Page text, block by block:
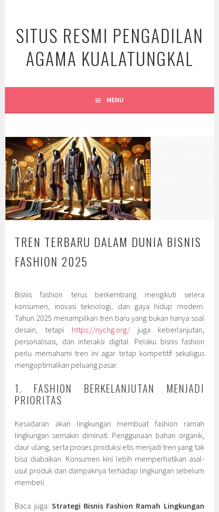
content
SITUS RESMI PENGADILAN
AGAMA KUALATUNGKAL
MENU
TREN TERBARU DALAM DUNIA BISNIS
FASHION 2025
Bisnis fashion terus berkembang mengikuti selera
konsumen, inovasi teknologi, dan gaya hidup modern.
Tahun 2025 menampilkan tren baru yang bukan hanya soal
desain, tetapi https://nychg.org/juga keberlanjutan,
personalisasi, dan interaksi digital. Pelaku bisnis fashion
perlu memahami tren ini agar tetap kompetitif sekaligus
mengoptimalkan peluang pasar.
1. FASHION BERKELANJUTAN MENJADI
PRIORITAS
Kesadaran akan lingkungan membuat fashion ramah
lingkungan semakin diminati. Penggunaan bahan organik,
daur ulang, serta proses produksi etis menjadi tren yang tak
bisa diabaikan. Konsumen kini lebih memperhatikan asal-
usul produk dan dampaknya terhadap lingkungan sebelum
membeli.
Baca juga: Strategi Bisnis Fashion Ramah Lingkungan